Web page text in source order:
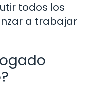
todos los
a trabajar